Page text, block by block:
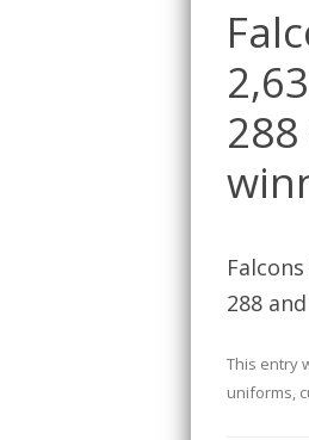
288
This entry
uniforms,